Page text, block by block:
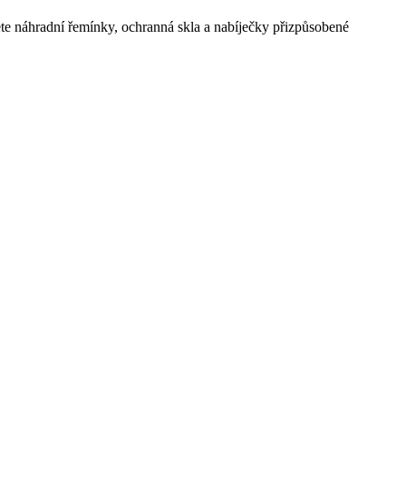
řemínky, ochranná skla a nabíječky přizpůsobené